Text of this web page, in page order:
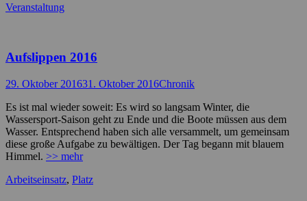
Kategorien
Veranstaltung
Aufslippen 2016
Posted
29. Oktober 201631. Oktober 2016Autor
Chronik
Es ist mal wieder soweit: Es wird so langsam Winter, die
Wassersport-Saison geht zu Ende und die Boote müssen aus dem
Wasser. Entsprechend haben sich alle versammelt, um gemeinsam
diese große Aufgabe zu bewältigen. Der Tag begann mit blauem
Himmel. >> mehr
Kategorien
Arbeitseinsatz, Platz